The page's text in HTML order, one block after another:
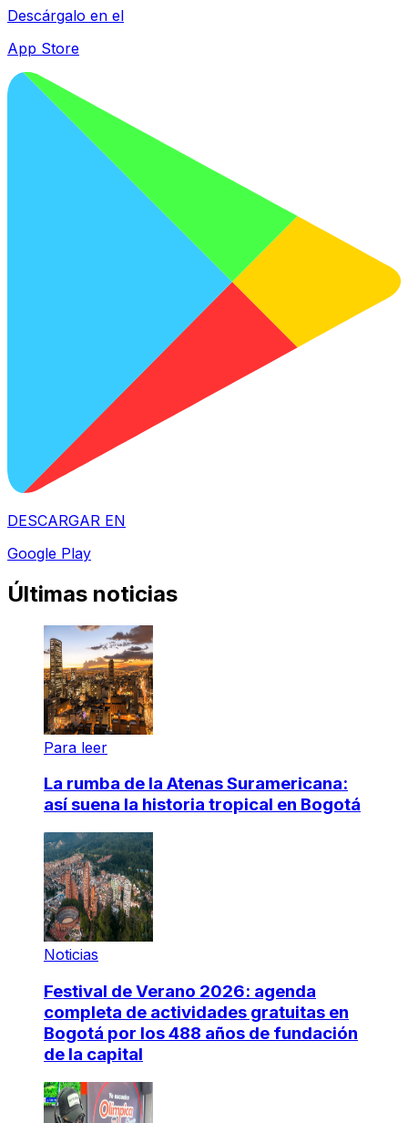
Descárgalo en el
App Store
DESCARGAR EN
Google Play
Últimas noticias
Para leer
La rumba de la Atenas Suramericana:
así suena la historia tropical en Bogotá
Noticias
Festival de Verano 2026: agenda
completa de actividades gratuitas en
Bogotá por los 488 años de fundación
de la capital